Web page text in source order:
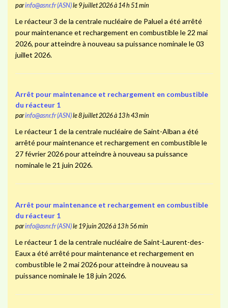
parinfo@asnr.fr (ASN)le 9 juillet 2026 à 14 h 51 min
Le réacteur 3 de la centrale nucléaire de Paluel a été arrêté
pour maintenance et rechargement en combustible le 22 mai
2026, pour atteindre à nouveau sa puissance nominale le 03
juillet 2026.
Arrêt pour maintenance et rechargement en combustible
du réacteur 1
parinfo@asnr.fr (ASN)le 8 juillet 2026 à 13 h 43 min
Le réacteur 1 de la centrale nucléaire de Saint-Alban a été
arrêté pour maintenance et rechargement en combustible le
27 février 2026 pour atteindre à nouveau sa puissance
nominale le 21 juin 2026.
Arrêt pour maintenance et rechargement en combustible
du réacteur 1
parinfo@asnr.fr (ASN)le 19 juin 2026 à 13 h 56 min
Le réacteur 1 de la centrale nucléaire de Saint-Laurent-des-
Eaux a été arrêté pour maintenance et rechargement en
combustible le 2 mai 2026 pour atteindre à nouveau sa
puissance nominale le 18 juin 2026.